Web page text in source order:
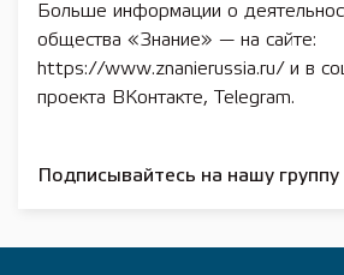
Больше информации о
общества «Знание» — на сайте:
https://www.znanierussia.ru/ и в
проекта ВКонтакте, Telegram.
Подписывайтесь на нашу группу